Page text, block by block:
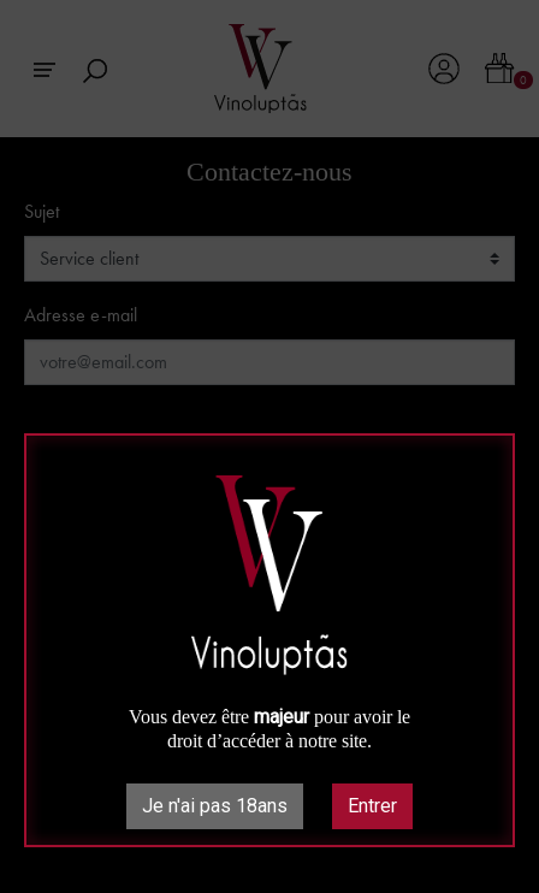
Vous devez être majeurpour avoir le
droit d’accéder à notre site.
Je n'ai pas 18ans Entrer
0
Contactez-nous
Sujet
Adresse e-mail
J’autorise Vinoluptas à me contacter de façon personnalisée.
Vos données personnelles seront uniquement exploitées par
Vroum ma poule et ne seront pas communiquées à des tiers.